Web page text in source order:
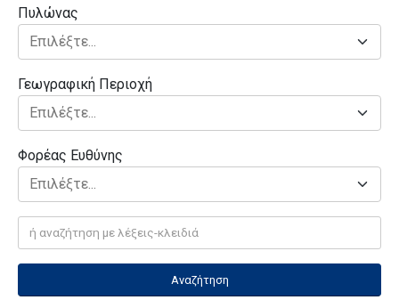
Πυλώνας
Γεωγραφική Περιοχή
Φορέας Ευθύνης
Αναζήτηση